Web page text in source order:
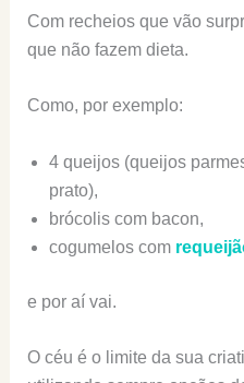
Com recheios que vão
que não fazem dieta.
Como, por exemplo:
4 queijos (queijos
prato),
brócolis com bacon,
cogumelos com
e por aí vai.
O céu é o limite da sua